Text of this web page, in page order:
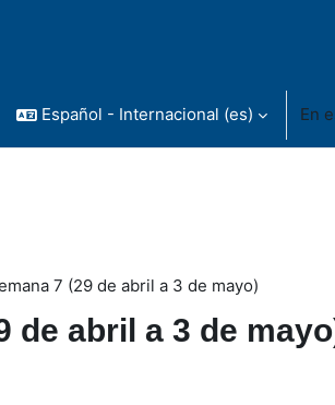
Español - Internacional ‎(es)‎ En
7 (29 de abril a 3 de mayo)
de abril a 3 de